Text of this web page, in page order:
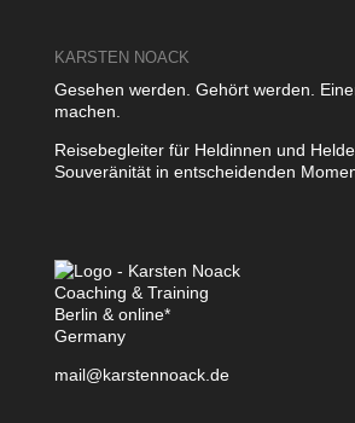
KARSTEN NOACK
Gesehen werden. Gehört werden.
machen.
Reisebegleiter für Heldinnen und
Souveränität in entscheidenden
Coaching & Training
Berlin & online*
Germany
mail@karstennoack.de